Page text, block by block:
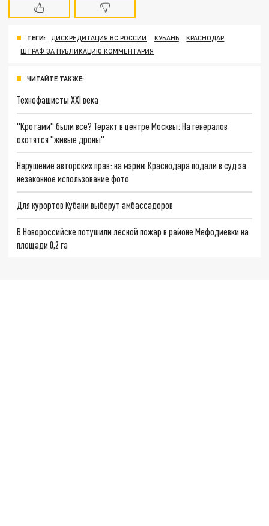
ТЕГИ: ДИСКРЕДИТАЦИЯ ВС РОССИИ КУБАНЬ
КРАСНОДАР
ШТРАФ ЗА ПУБЛИКАЦИЮ КОММЕНТАРИЯ
ЧИТАЙТЕ ТАКЖЕ:
Технофашисты XXI века
"Кротами" были все? Теракт в центре Москвы: На генералов
охотятся "живые дроны"
Нарушение авторских прав: на мэрию Краснодара подали в суд за
незаконное использование фото
Для курортов Кубани выберут амбассадоров
В Новороссийске потушили лесной пожар в районе Мефодиевки на
площади 0,2 га